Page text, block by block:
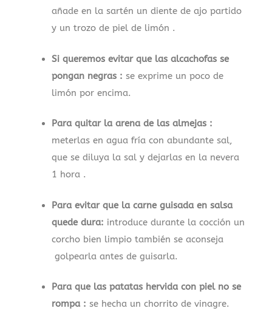
añade en la sartén un diente de ajo partido
y un trozo de piel de limón .
Si queremos evitar que las alcachofas se
pongan negras : se exprime un poco de
limón por encima.
Para quitar la arena de las almejas :
meterlas en agua fría con abundante sal,
que se diluya la sal y dejarlas en la nevera
1 hora .
Para evitar que la carne guisada en salsa
quede dura: introduce durante la cocción un
corcho bien limpio también se aconseja
golpearla antes de guisarla.
Para que las patatas hervida con piel no se
rompa : se hecha un chorrito de vinagre.